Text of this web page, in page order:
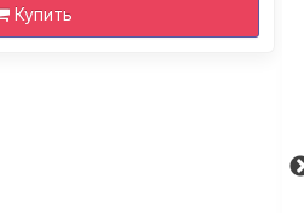
Купить